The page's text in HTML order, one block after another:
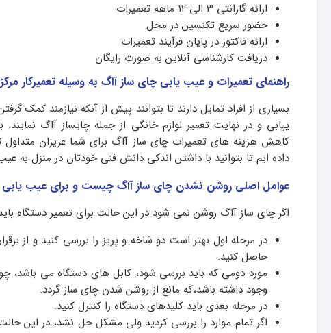
ارائه گارانتی 3 الی 12 ماهه تعمیرات
حضور سریع تکنسین در محل
ارائه فاکتور در پایان فرآیند تعمیرات
دریافت کارشناسی آنلاین به صورت رایگان
راهنمای تعمیرات و عیب یابی چای ساز آاگ به وسیله تعمیرکار
بسیاری از افراد تمایل دارند تا بتوانند پیش از آنکه نیازمند کمک
ییابی و در نهایت تعمیر لوازم خانگی از جمله چایساز آاگ
کاهش هزینه های تعمیرات چای ساز آاگ برای شما عزیزان متداول
داده ایم تا بتوانید با داشتن اندکی دانش فنی خودتان در منزل به
عوامل اصلی روشن نشدن چای ساز آاگ چیست و برای عیب یابی
اگر چای ساز آاگ روشن نمی شود در این حالت برای تعمیر دستگاه
در مرحله اول بهتر است دو شاخه و پریز را بررسی کنید و از
حاصل کنید.
مورد دومی که باید بررسی شود، کابل های دستگاه می
وجود داشته باشد،که مانع از روشن شدن چای ساز گردد.
در مرحله بعدی باید کلیدهای دستگاه را کنترل کنید.
اگر تمام موارد را بررسی کردید ولی مشکل حل نشد، در